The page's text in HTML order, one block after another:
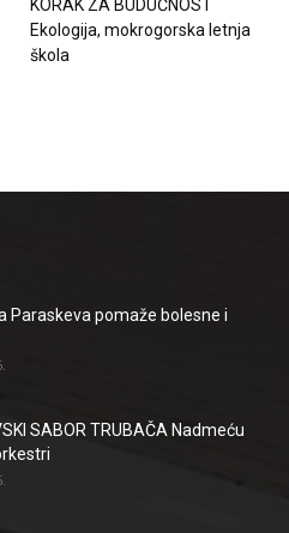
KORAK ZA BUDUĆNOST
Ekologija, mokrogorska letnja
škola
Paraskeva pomaže bolesne i
SABOR TRUBAČA Nadmeću